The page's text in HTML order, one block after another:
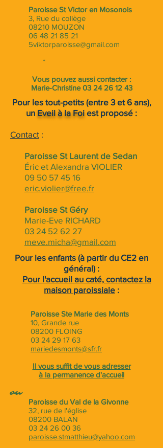
Paroisse St Victor en Mosonois
3, Rue du collège
08210 MOUZON
06 48 21 85 21
5viktorparoisse@gmail.com
*
Vous pouvez aussi contacter :
Marie-Christine03 24 26 12 43
Pour les tout-petits (entre 3 et 6 ans),
un Eveil à la Foi est proposé :
Contact :
Paroisse St Laurent de Sedan
Éric et Alexandra VIOLIER
09 50 57 45 16
eric.violier@free.fr
Paroisse St Géry
Marie-Eve RICHARD
03 24 52 62 27
meve.micha@gmail.com
Pour les enfants (à partir du CE2 en
général) :
Pour l'accueil au caté, contactez la
maison paroissiale :
Paroisse Ste Marie des Monts
10, Grande rue
08200 FLOING
03 24 29 17 63
mariedesmonts@sfr.fr
Il vous suffit de vous adresser
à la permanence d'accueil
ou
Paroisse du Val de la Givonne
32, rue de l'église
08200 BALAN
03 24 26 00 36
paroisse.stmatthieu@yahoo.com